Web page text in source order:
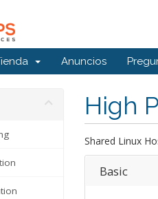
Anuncios
High
Shared Linux
Basic